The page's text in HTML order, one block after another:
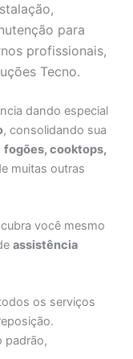
para
profissionais,
Tecno.
dando especial
, consolidando sua
fogões, cooktops,
muitas outras
você mesmo
assistência
os serviços
padrão,